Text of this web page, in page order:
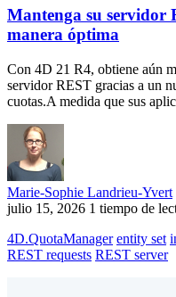
Mantenga su servidor
manera óptima
Con 4D 21 R4, obtiene aún
servidor REST gracias a un
cuotas.A medida que sus
Marie-Sophie Landrieu-Yvert
julio 15, 2026 1 tiempo de
4D.QuotaManager entity set
REST requests REST server